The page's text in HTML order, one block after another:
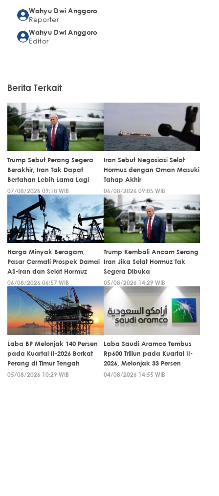
Wahyu Dwi Anggoro
Reporter
Wahyu Dwi Anggoro
Editor
Berita Terkait
Trump Sebut Perang Segera
Berakhir, Iran Tak Dapat
Bertahan Lebih Lama Lagi
07/08/2026 09:18 WIB
Iran Sebut Negosiasi Selat
Hormuz dengan Oman Masuki
Tahap Akhir
06/08/2026 09:05 WIB
Harga Minyak Beragam,
Pasar Cermati Prospek Damai
AS-Iran dan Selat Hormuz
06/08/2026 06:57 WIB
Trump Kembali Ancam Serang
Iran Jika Selat Hormuz Tak
Segera Dibuka
05/08/2026 14:29 WIB
Laba BP Melonjak 140 Persen
pada Kuartal II-2026 Berkat
Perang di Timur Tengah
05/08/2026 10:29 WIB
Laba Saudi Aramco Tembus
Rp600 Triliun pada Kuartal II-
2026, Melonjak 33 Persen
04/08/2026 14:55 WIB